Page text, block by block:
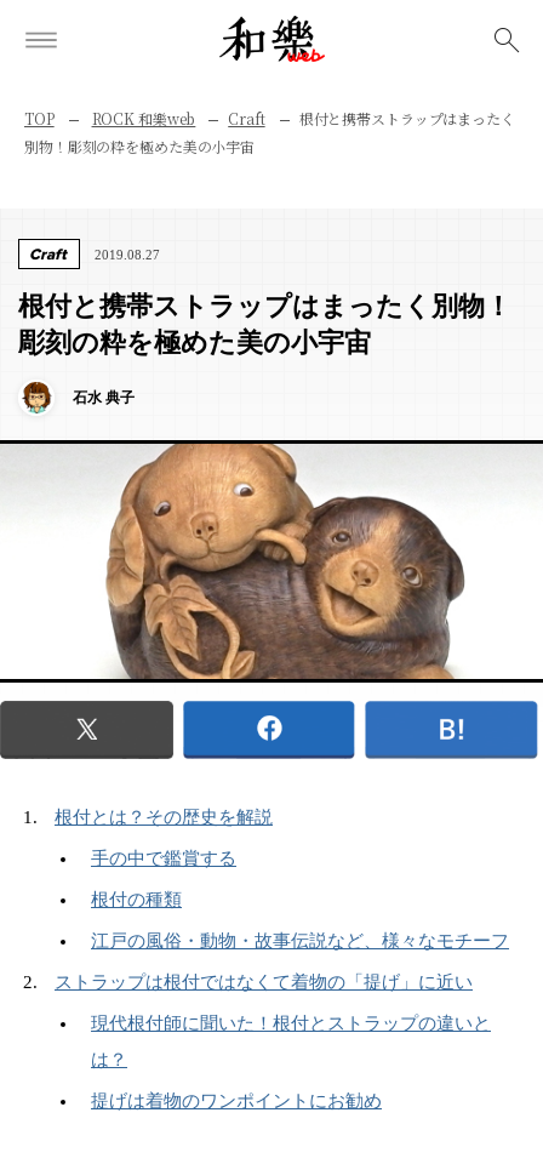
TOP ROCK 和樂web Craft
根付と携帯ストラップはまったく
別物！彫刻の粋を極めた美の小宇宙
Craft 2019.08.27
根付と携帯ストラップはまったく別物！
彫刻の粋を極めた美の小宇宙
石水 典子
根付とは？その歴史を解説
手の中で鑑賞する
根付の種類
江戸の風俗・動物・故事伝説など、様々なモチーフ
ストラップは根付ではなくて着物の「提げ」に近い
現代根付師に聞いた！根付とストラップの違いと
は？
提げは着物のワンポイントにお勧め